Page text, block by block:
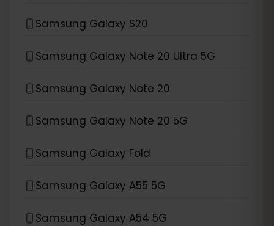
Samsung Galaxy S20
Samsung Galaxy Note 20 Ultra 5G
Samsung Galaxy Note 20
Samsung Galaxy Note 20 5G
Samsung Galaxy Fold
Samsung Galaxy A55 5G
Samsung Galaxy A54 5G